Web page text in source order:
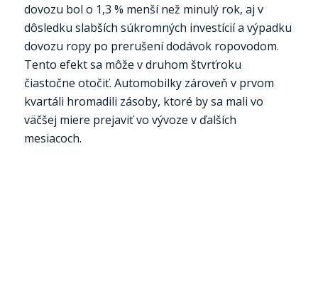
dovozu bol o 1,3 % menší než minulý rok, aj v
dôsledku slabších súkromných investícií a výpadku
dovozu ropy po prerušení dodávok ropovodom.
Tento efekt sa môže v druhom štvrťroku
čiastočne otočiť. Automobilky zároveň v prvom
kvartáli hromadili zásoby, ktoré by sa mali vo
väčšej miere prejaviť vo vývoze v ďalších
mesiacoch.